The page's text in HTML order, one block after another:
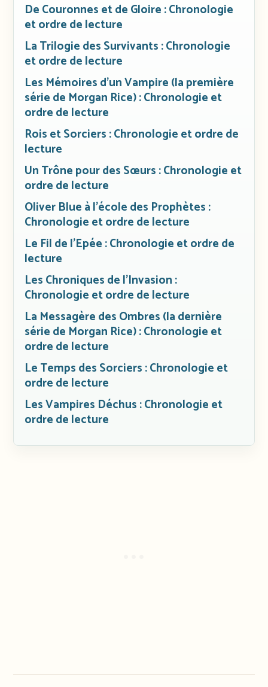
De Couronnes et de Gloire : Chronologie
et ordre de lecture
La Trilogie des Survivants : Chronologie
et ordre de lecture
Les Mémoires d’un Vampire (la première
série de Morgan Rice) : Chronologie et
ordre de lecture
Rois et Sorciers : Chronologie et ordre de
lecture
Un Trône pour des Sœurs : Chronologie et
ordre de lecture
Oliver Blue à l’école des Prophètes :
Chronologie et ordre de lecture
Le Fil de l’Epée : Chronologie et ordre de
lecture
Les Chroniques de l’Invasion :
Chronologie et ordre de lecture
La Messagère des Ombres (la dernière
série de Morgan Rice) : Chronologie et
ordre de lecture
Le Temps des Sorciers : Chronologie et
ordre de lecture
Les Vampires Déchus : Chronologie et
ordre de lecture